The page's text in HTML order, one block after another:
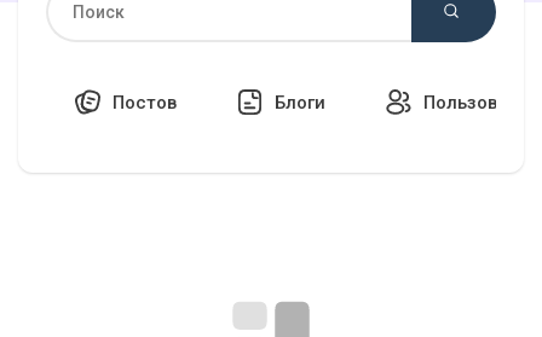
Смотреть Базар
Постов Блоги